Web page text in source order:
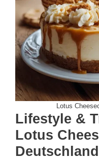
Lotus
Lifestyle &
Lotus